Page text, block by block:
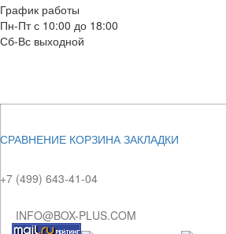
График работы
Пн-Пт с 10:00 до 18:00
Сб-Вс выходной
СРАВНЕНИЕ КОРЗИНА ЗАКЛАДКИ
+7 (499) 643-41-04
INFO@BOX-PLUS.COM